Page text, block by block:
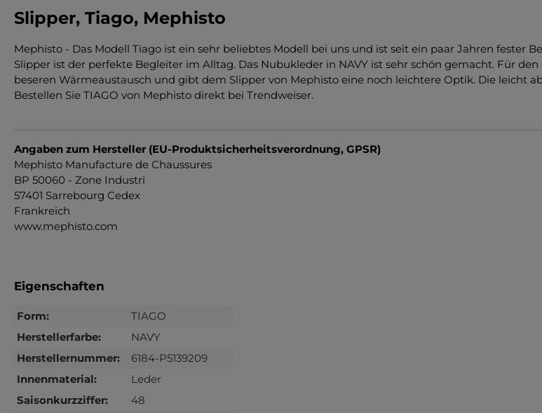
Slipper, Tiago, Mephisto
Mephisto - Das Modell Tiago ist ein sehr beliebtes Modell bei uns und ist seit ein paar Jahren fester
Slipper ist der perfekte Begleiter im Alltag. Das Nubukleder in NAVY ist sehr schön gemacht. Für
beseren Wärmeaustausch und gibt dem Slipper von Mephisto eine noch leichtere Optik. Die leicht
Bestellen Sie TIAGO von Mephisto direkt bei Trendweiser.
Angaben zum Hersteller (EU-Produktsicherheitsverordnung, GPSR)
Mephisto Manufacture de Chaussures
BP 50060 - Zone Industri
57401 Sarrebourg Cedex
Frankreich
www.mephisto.com
Eigenschaften
Form:
TIAGO
Herstellerfarbe:
NAVY
Herstellernummer:
6184-P5139209
Innenmaterial:
Leder
Saisonkurzziffer:
48